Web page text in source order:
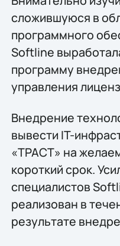
сложившуюся в
программного
Softline
программу
управления
Внедрение
вывести IT-
«ТРАСТ» на
короткий срок.
специалистов
реализован в
результате